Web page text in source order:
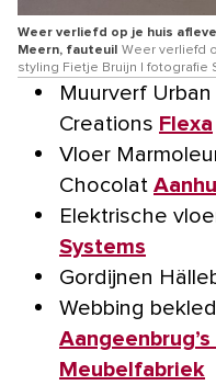
Weer verliefd op je huis
Meern, fauteuil Weer verliefd
styling Fietje Bruijn | fotografie
Muurverf
Creations Flexa
Vloer
Chocolat
Elektrische
Systems
Gordijnen
Webbing
Meubelfabriek